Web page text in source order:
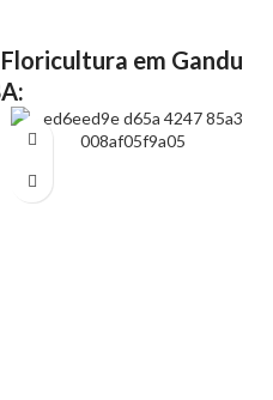
em Gandu